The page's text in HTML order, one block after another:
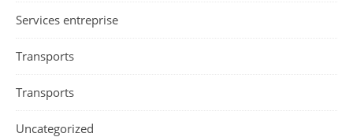
Services entreprise
Transports
Transports
Uncategorized